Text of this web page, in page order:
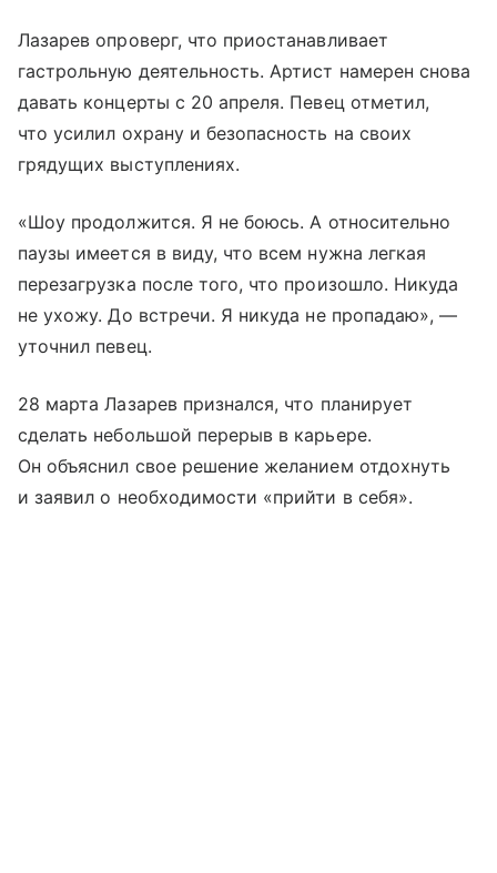
Лазарев опроверг, что приостанавливает
гастрольную деятельность. Артист намерен снова
давать концерты с 20 апреля. Певец отметил,
что усилил охрану и безопасность на своих
грядущих выступлениях.
«Шоу продолжится. Я не боюсь. А относительно
паузы имеется в виду, что всем нужна легкая
перезагрузка после того, что произошло. Никуда
не ухожу. До встречи. Я никуда не пропадаю», —
уточнил певец.
28 марта Лазарев признался, что планирует
сделать небольшой перерыв в карьере.
Он объяснил свое решение желанием отдохнуть
и заявил о необходимости «прийти в себя».